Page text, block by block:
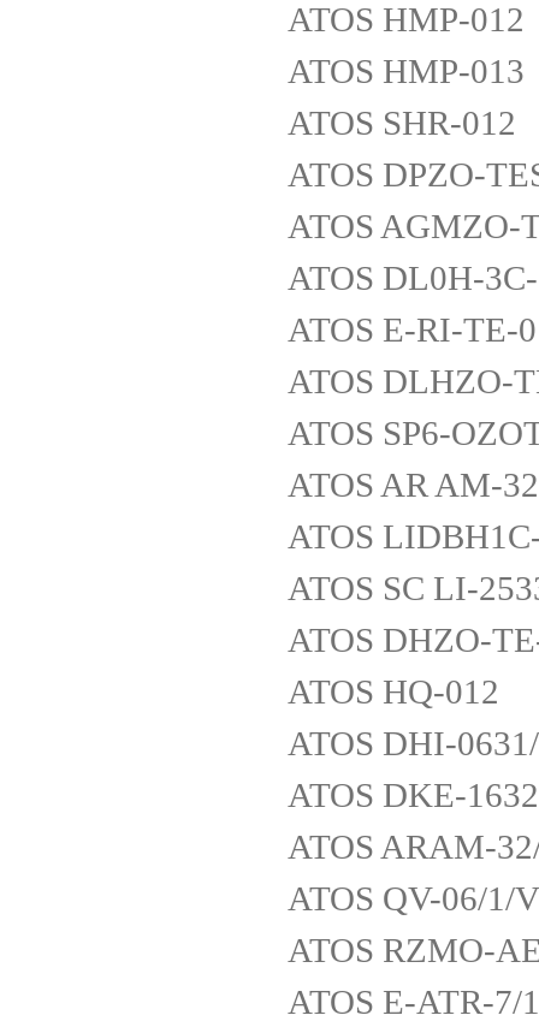
ATOS HMP-012
ATOS HMP-013
ATOS SHR-012
ATOS DPZO-
ATOS AGMZO-
ATOS DL0H-
ATOS E-RI-TE-
ATOS DLHZO-
ATOS SP6-
ATOS AR AM-
ATOS
ATOS SC LI-
ATOS DHZO-
ATOS HQ-012
ATOS DHI-
ATOS DKE-
ATOS ARAM-
ATOS QV-06/1/V
ATOS RZMO-
ATOS E-ATR-7/